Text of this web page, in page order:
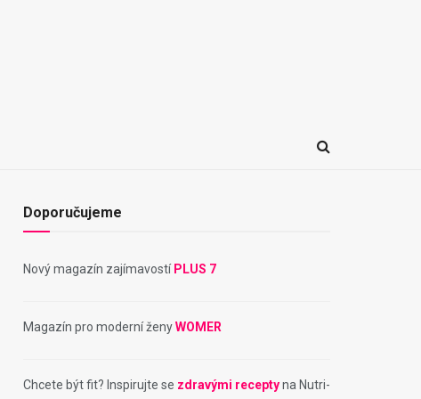
Doporučujeme
Nový magazín zajímavostí PLUS 7
Magazín pro moderní ženyWOMER
Chcete být fit? Inspirujte se zdravými receptyna Nutri-